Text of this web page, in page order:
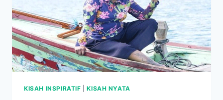
KISAH INSPIRATIF |KISAH NYATA